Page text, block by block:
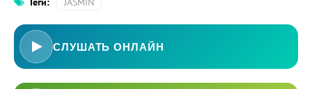
СЛУШАТЬ ОНЛАЙН